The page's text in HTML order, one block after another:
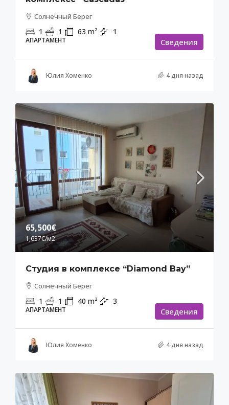
Солнечный Берег
1 1 63 m² 1
АПАРТАМЕНТ Cведения
Юлия Хоменко 4 дня назад
65,500€
1,637€/м2
Студия в комплексе “Diamond Bay”
Солнечный Берег
1 1 40 m² 3
АПАРТАМЕНТ Cведения
Юлия Хоменко 4 дня назад